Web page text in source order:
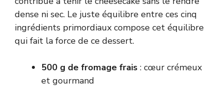
dense ni sec. Le juste équilibre entre ces cinq
ingrédients primordiaux compose cet équilibre
qui fait la force de ce dessert.
500 g de fromage frais : cœur crémeux
et gourmand